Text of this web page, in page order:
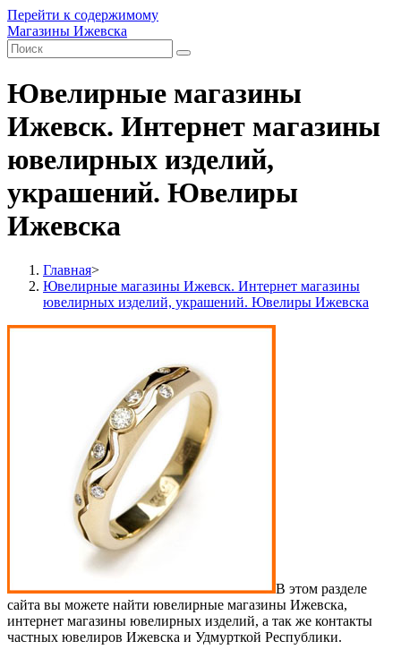
Перейти к содержимому
Магазины Ижевска
Ювелирные магазины
Ижевск. Интернет магазины
ювелирных изделий,
украшений. Ювелиры
Ижевска
Главная>
Ювелирные магазины Ижевск. Интернет магазины
ювелирных изделий, украшений. Ювелиры Ижевска
В этом разделе
сайта вы можете найти ювелирные магазины Ижевска,
интернет магазины ювелирных изделий, а так же контакты
частных ювелиров Ижевска и Удмурткой Республики.